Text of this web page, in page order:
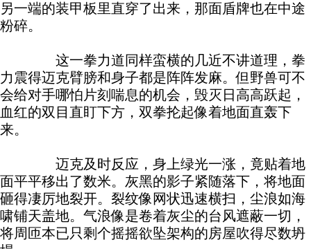
另一端的装甲板里直穿了出来，那面盾牌也在中途
粉碎。
这一拳力道同样蛮横的几近不讲道理，拳
力震得迈克臂膀和身子都是阵阵发麻。但野兽可不
会给对手哪怕片刻喘息的机会，毁灭日高高跃起，
血红的双目直盯下方，双拳抡起像着地面直轰下
来。
迈克及时反应，身上绿光一涨，竟贴着地
面平平移出了数米。灰黑的影子紧随落下，将地面
砸得凄厉地裂开。裂纹像网状迅速横扫，尘浪如海
啸铺天盖地。气浪像是卷着灰尘的台风遮蔽一切，
将周匝本已只剩个摇摇欲坠架构的房屋吹得尽数坍